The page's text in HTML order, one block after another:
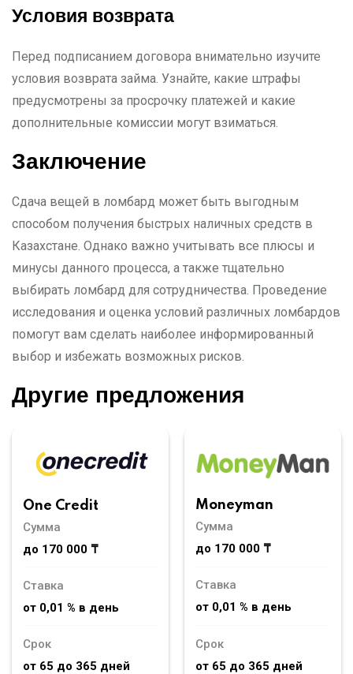
Условия возврата
Перед подписанием договора внимательно изучите
условия возврата займа. Узнайте, какие штрафы
предусмотрены за просрочку платежей и какие
дополнительные комиссии могут взиматься.
Заключение
Сдача вещей в ломбард может быть выгодным
способом получения быстрых наличных средств в
Казахстане. Однако важно учитывать все плюсы и
минусы данного процесса, а также тщательно
выбирать ломбард для сотрудничества. Проведение
исследования и оценка условий различных ломбардов
помогут вам сделать наиболее информированный
выбор и избежать возможных рисков.
Другие предложения
One Credit
Сумма
до 170 000 ₸
Ставка
от 0,01 % в день
Срок
от 65 до 365 дней
Moneyman
Сумма
до 170 000 ₸
Ставка
от 0,01 % в день
Срок
от 65 до 365 дней